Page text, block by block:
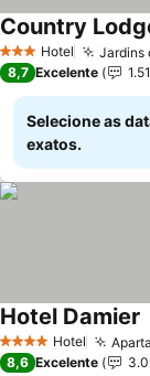
3 EstrelasHotel Jardins
Country
8,7 Excelente
Selecione as
exatos.
4 EstrelasHotel
Hotel Damier
8,6 Excelente